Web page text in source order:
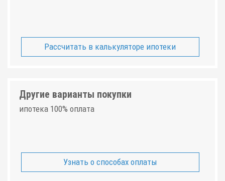
Рассчитать в калькуляторе ипотеки
Другие варианты покупки
ипотека 100% оплата
Узнать о способах оплаты